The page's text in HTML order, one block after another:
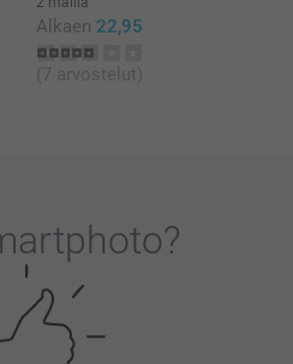
Alkaen 22,95
(7 arvostelut)
?